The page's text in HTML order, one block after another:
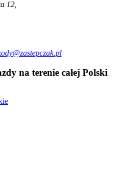
12,
na terenie całej Polski